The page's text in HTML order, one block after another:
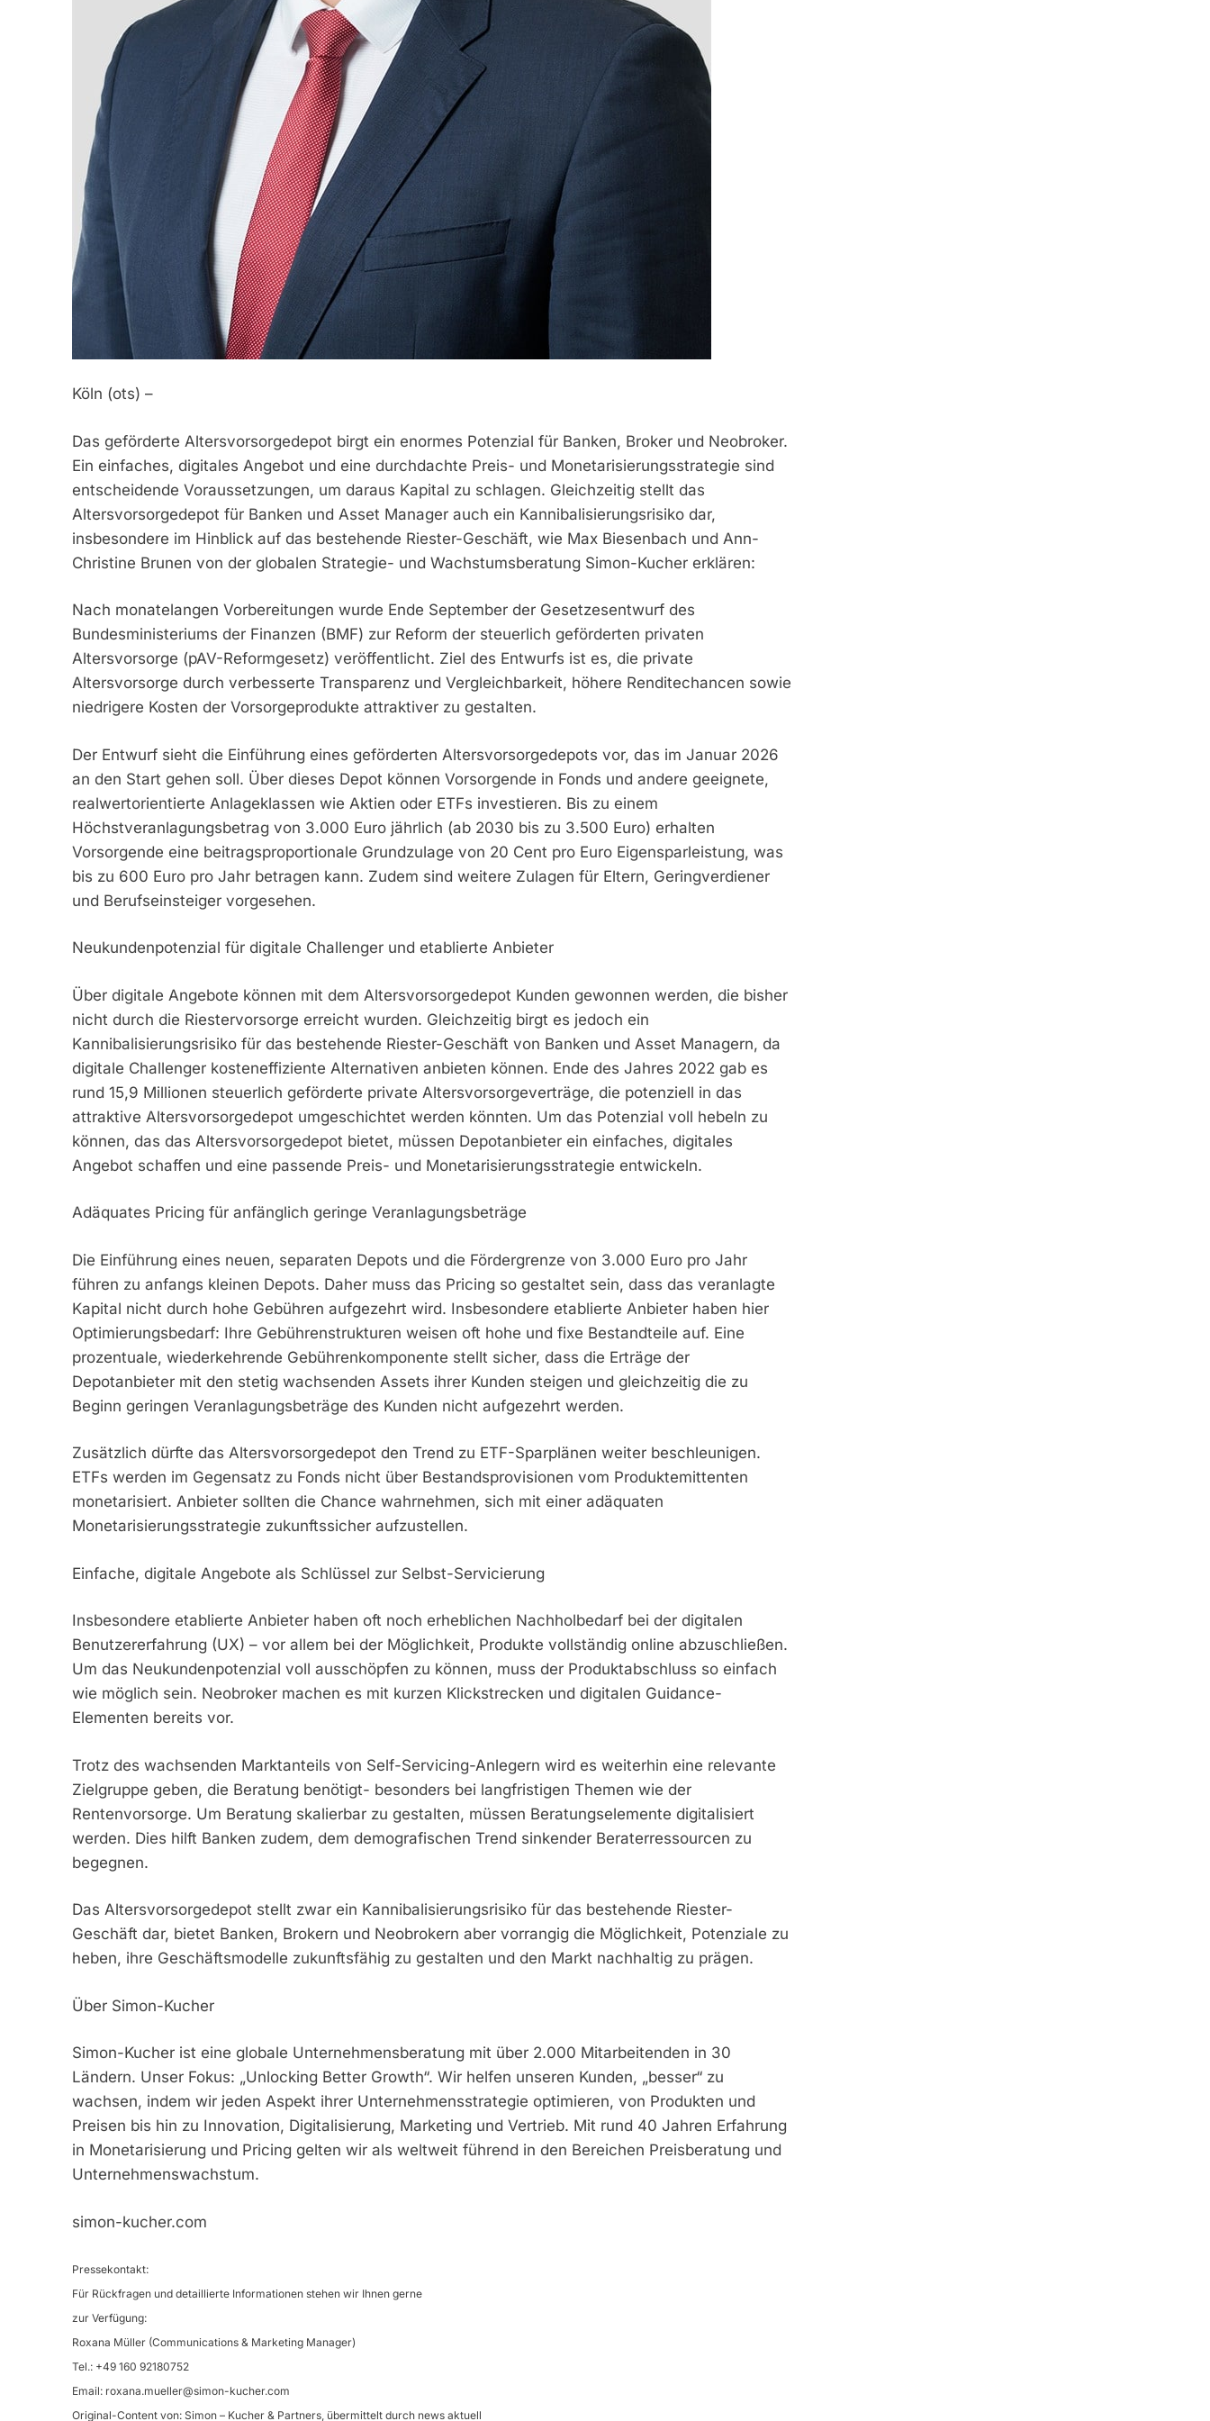
Köln (ots) –
Das geförderte Altersvorsorgedepot birgt ein enormes Potenzial für Banken, Broker und Neobroker.
Ein einfaches, digitales Angebot und eine durchdachte Preis- und Monetarisierungsstrategie sind
entscheidende Voraussetzungen, um daraus Kapital zu schlagen. Gleichzeitig stellt das
Altersvorsorgedepot für Banken und Asset Manager auch ein Kannibalisierungsrisiko dar,
insbesondere im Hinblick auf das bestehende Riester-Geschäft, wie Max Biesenbach und Ann-
Christine Brunen von der globalen Strategie- und Wachstumsberatung Simon-Kucher erklären:
Nach monatelangen Vorbereitungen wurde Ende September der Gesetzesentwurf des
Bundesministeriums der Finanzen (BMF) zur Reform der steuerlich geförderten privaten
Altersvorsorge (pAV-Reformgesetz) veröffentlicht. Ziel des Entwurfs ist es, die private
Altersvorsorge durch verbesserte Transparenz und Vergleichbarkeit, höhere Renditechancen sowie
niedrigere Kosten der Vorsorgeprodukte attraktiver zu gestalten.
Der Entwurf sieht die Einführung eines geförderten Altersvorsorgedepots vor, das im Januar 2026
an den Start gehen soll. Über dieses Depot können Vorsorgende in Fonds und andere geeignete,
realwertorientierte Anlageklassen wie Aktien oder ETFs investieren. Bis zu einem
Höchstveranlagungsbetrag von 3.000 Euro jährlich (ab 2030 bis zu 3.500 Euro) erhalten
Vorsorgende eine beitragsproportionale Grundzulage von 20 Cent pro Euro Eigensparleistung, was
bis zu 600 Euro pro Jahr betragen kann. Zudem sind weitere Zulagen für Eltern, Geringverdiener
und Berufseinsteiger vorgesehen.
Neukundenpotenzial für digitale Challenger und etablierte Anbieter
Über digitale Angebote können mit dem Altersvorsorgedepot Kunden gewonnen werden, die bisher
nicht durch die Riestervorsorge erreicht wurden. Gleichzeitig birgt es jedoch ein
Kannibalisierungsrisiko für das bestehende Riester-Geschäft von Banken und Asset Managern, da
digitale Challenger kosteneffiziente Alternativen anbieten können. Ende des Jahres 2022 gab es
rund 15,9 Millionen steuerlich geförderte private Altersvorsorgeverträge, die potenziell in das
attraktive Altersvorsorgedepot umgeschichtet werden könnten. Um das Potenzial voll hebeln zu
können, das das Altersvorsorgedepot bietet, müssen Depotanbieter ein einfaches, digitales
Angebot schaffen und eine passende Preis- und Monetarisierungsstrategie entwickeln.
Adäquates Pricing für anfänglich geringe Veranlagungsbeträge
Die Einführung eines neuen, separaten Depots und die Fördergrenze von 3.000 Euro pro Jahr
führen zu anfangs kleinen Depots. Daher muss das Pricing so gestaltet sein, dass das veranlagte
Kapital nicht durch hohe Gebühren aufgezehrt wird. Insbesondere etablierte Anbieter haben hier
Optimierungsbedarf: Ihre Gebührenstrukturen weisen oft hohe und fixe Bestandteile auf. Eine
prozentuale, wiederkehrende Gebührenkomponente stellt sicher, dass die Erträge der
Depotanbieter mit den stetig wachsenden Assets ihrer Kunden steigen und gleichzeitig die zu
Beginn geringen Veranlagungsbeträge des Kunden nicht aufgezehrt werden.
Zusätzlich dürfte das Altersvorsorgedepot den Trend zu ETF-Sparplänen weiter beschleunigen.
ETFs werden im Gegensatz zu Fonds nicht über Bestandsprovisionen vom Produktemittenten
monetarisiert. Anbieter sollten die Chance wahrnehmen, sich mit einer adäquaten
Monetarisierungsstrategie zukunftssicher aufzustellen.
Einfache, digitale Angebote als Schlüssel zur Selbst-Servicierung
Insbesondere etablierte Anbieter haben oft noch erheblichen Nachholbedarf bei der digitalen
Benutzererfahrung (UX) – vor allem bei der Möglichkeit, Produkte vollständig online abzuschließen.
Um das Neukundenpotenzial voll ausschöpfen zu können, muss der Produktabschluss so einfach
wie möglich sein. Neobroker machen es mit kurzen Klickstrecken und digitalen Guidance-
Elementen bereits vor.
Trotz des wachsenden Marktanteils von Self-Servicing-Anlegern wird es weiterhin eine relevante
Zielgruppe geben, die Beratung benötigt- besonders bei langfristigen Themen wie der
Rentenvorsorge. Um Beratung skalierbar zu gestalten, müssen Beratungselemente digitalisiert
werden. Dies hilft Banken zudem, dem demografischen Trend sinkender Beraterressourcen zu
begegnen.
Das Altersvorsorgedepot stellt zwar ein Kannibalisierungsrisiko für das bestehende Riester-
Geschäft dar, bietet Banken, Brokern und Neobrokern aber vorrangig die Möglichkeit, Potenziale zu
heben, ihre Geschäftsmodelle zukunftsfähig zu gestalten und den Markt nachhaltig zu prägen.
Über Simon-Kucher
Simon-Kucher ist eine globale Unternehmensberatung mit über 2.000 Mitarbeitenden in 30
Ländern. Unser Fokus: „Unlocking Better Growth“. Wir helfen unseren Kunden, „besser“ zu
wachsen, indem wir jeden Aspekt ihrer Unternehmensstrategie optimieren, von Produkten und
Preisen bis hin zu Innovation, Digitalisierung, Marketing und Vertrieb. Mit rund 40 Jahren Erfahrung
in Monetarisierung und Pricing gelten wir als weltweit führend in den Bereichen Preisberatung und
Unternehmenswachstum.
simon-kucher.com
Pressekontakt:
Für Rückfragen und detaillierte Informationen stehen wir Ihnen gerne
zur Verfügung:
Roxana Müller (Communications & Marketing Manager)
Tel.: +49 160 92180752
Email: roxana.mueller@simon-kucher.com
Original-Content von: Simon – Kucher & Partners, übermittelt durch news aktuell